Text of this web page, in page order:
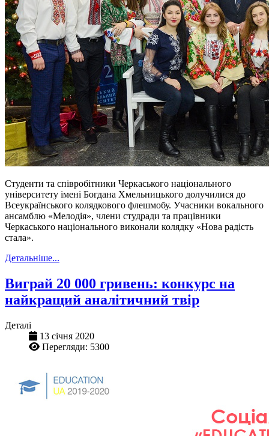
Студенти та співробітники Черкаського національного
університету імені Богдана Хмельницького долучилися до
Всеукраїнського колядкового флешмобу. Учасники вокального
ансамблю «Мелодія», члени студради та працівники
Черкаського національного виконали колядку «Нова радість
стала».
Детальніше...
Виграй 20 000 гривень: конкурс на
найкращий аналітичний твір
Деталі
13 січня 2020
Перегляди: 5300